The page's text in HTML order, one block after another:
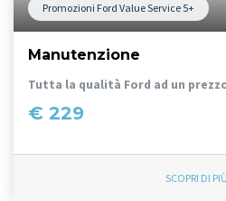
Promozioni Ford Value Service 5+
Manutenzione
Tutta la qualità Ford ad un
€ 229
SCOPRI DI PIÙ